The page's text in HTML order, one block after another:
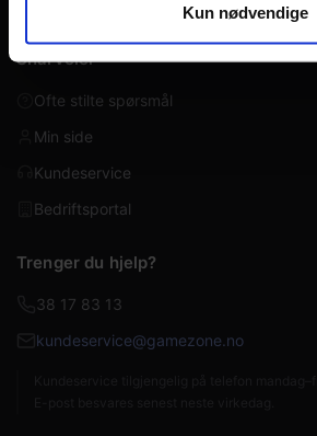
Kun nødvendige
Snarveier
Ofte stilte spørsmål
Min side
Kundeservice
Bedriftsportal
Trenger du hjelp?
38 17 83 13
kundeservice@gamezone.no